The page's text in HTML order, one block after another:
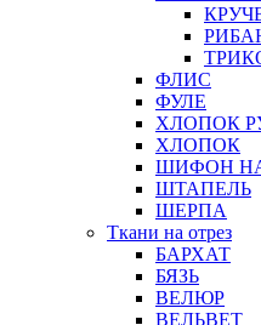
ФЛИС
ФУЛЕ
ХЛОПОК
ХЛОПОК
ШИФОН
ШТАПЕЛЬ
ШЕРПА
Ткани на отрез
БАРХАТ
БЯЗЬ
ВЕЛЮР
ВЕЛЬВЕТ